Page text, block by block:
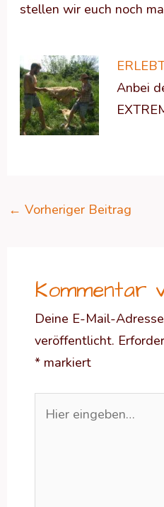
stellen wir euch noch
Anbei
← Vorheriger Beitrag
Kommentar
Deine E-Mail-
veröffentlicht.
*markiert
eingeben…